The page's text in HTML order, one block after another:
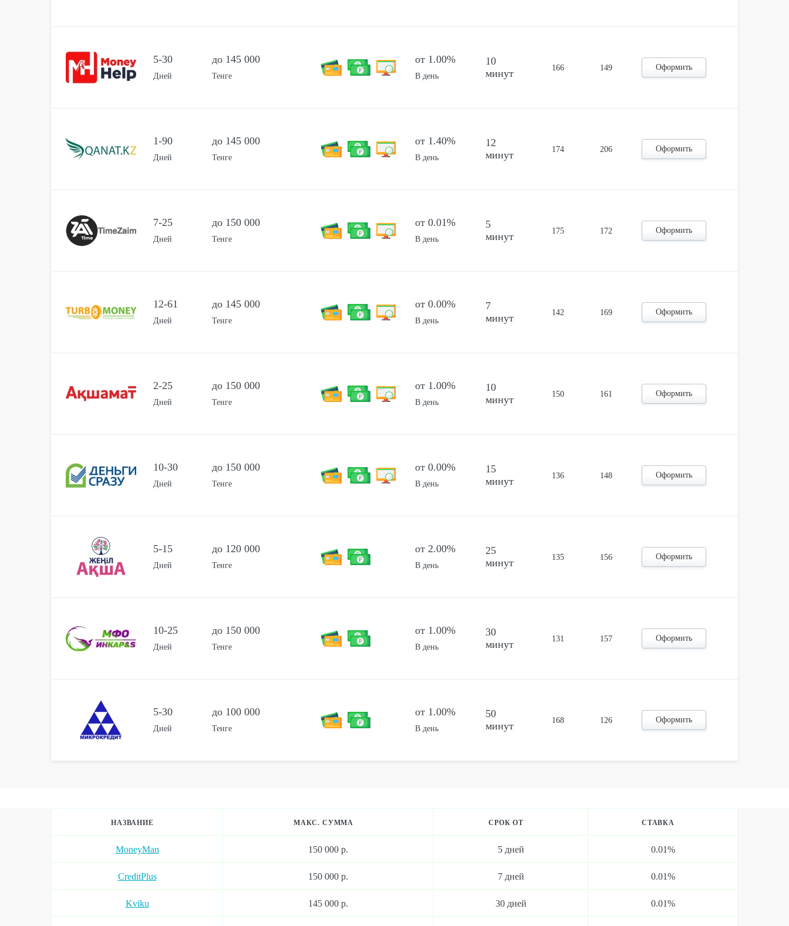
5-30
Дней
до 145 000
Тенге
от 1.00%
В день
10
минут
166 149 Оформить
1-90
Дней
до 145 000
Тенге
от 1.40%
В день
12
минут
174 206 Оформить
7-25
Дней
до 150 000
Тенге
от 0.01%
В день
5
минут
175 172 Оформить
12-61
Дней
до 145 000
Тенге
от 0.00%
В день
7
минут
142 169 Оформить
2-25
Дней
до 150 000
Тенге
от 1.00%
В день
10
минут
150 161 Оформить
10-30
Дней
до 150 000
Тенге
от 0.00%
В день
15
минут
136 148 Оформить
5-15
Дней
до 120 000
Тенге
от 2.00%
В день
25
минут
135 156 Оформить
10-25
Дней
до 150 000
Тенге
от 1.00%
В день
30
минут
131 157 Оформить
5-30
Дней
до 100 000
Тенге
от 1.00%
В день
50
минут
168 126 Оформить
НАЗВАНИЕ МАКС. СУММА СРОК ОТ СТАВКА
MoneyMan 150 000 р. 5 дней 0.01%
CreditPlus 150 000 р. 7 дней 0.01%
Kviku 145 000 р. 30 дней 0.01%